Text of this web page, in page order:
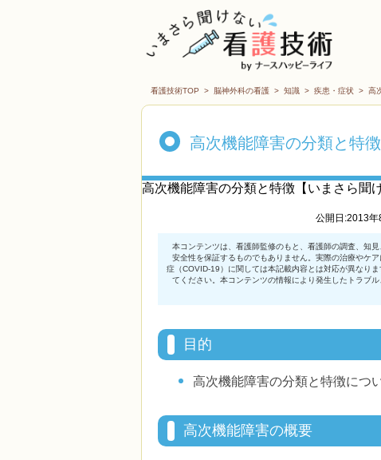
看護技術TOP > 脳神外科の看護 > 知識 > 疾患・症状 > 高
高次機能障害の分類と特徴
高次機能障害の分類と特徴【いまさら聞
公開日:2013年
目的
高次機能障害の分類と特徴につ
高次機能障害の概要